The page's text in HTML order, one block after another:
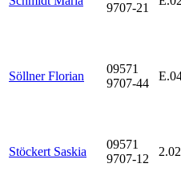
9707-21
Söllner Florian
09571
9707-44
Stöckert Saskia
09571
9707-12
2.02